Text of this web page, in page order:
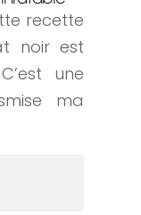
recette
noir est
une
ma